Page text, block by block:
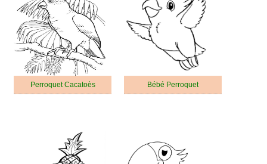
Perroquet Cacatoès Bébé Perroquet